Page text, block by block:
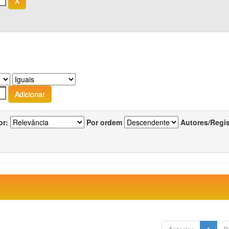
Por ordem Autores/